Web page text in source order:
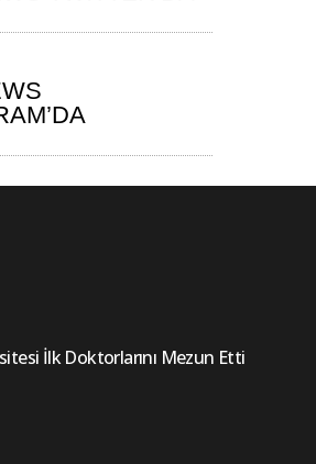
İlk Doktorlarını Mezun Etti